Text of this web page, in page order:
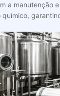
a manutenção